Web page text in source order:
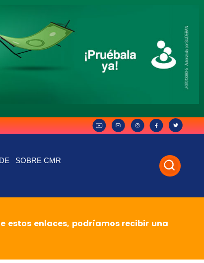
SOBRE CMR
estos enlaces, podríamos recibir una